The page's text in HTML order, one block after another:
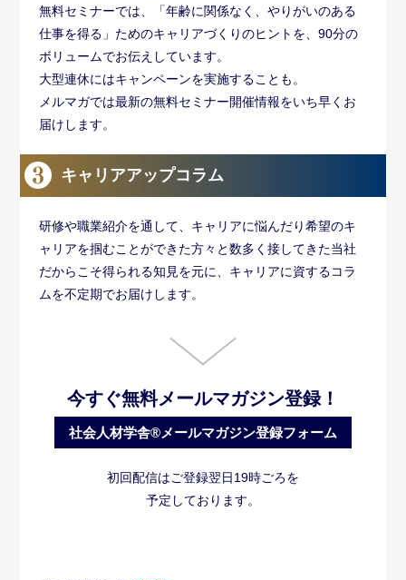
無料セミナーでは、「年齢に関係なく、やりがいのある
仕事を得る」ためのキャリアづくりのヒントを、90分の
ボリュームでお伝えしています。
大型連休にはキャンペーンを実施することも。
メルマガでは最新の無料セミナー開催情報をいち早くお
届けします。
キャリアアップコラム
研修や職業紹介を通して、キャリアに悩んだり希望のキ
ャリアを掴むことができた方々と数多く接してきた当社
だからこそ得られる知見を元に、キャリアに資するコラ
ムを不定期でお届けします。
今すぐ無料メールマガジン登録！
社会人材学舎®メールマガジン登録フォーム
初回配信はご登録翌日19時ごろを
予定しております。